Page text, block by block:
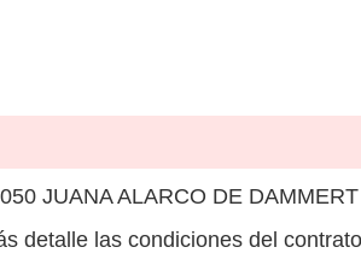
JUANA ALARCO DE DAMMERT
detalle las condiciones del